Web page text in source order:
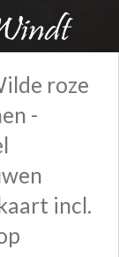
roze
-
incl.